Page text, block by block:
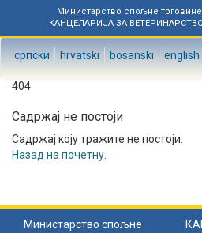
Министарство спољне
КАНЦЕЛАРИЈА ЗА
српски hrvatski bosanski english
404
Садржај не постоји
Садржај коју тражите не постоји.
Назад на почетну
Министарство спољне